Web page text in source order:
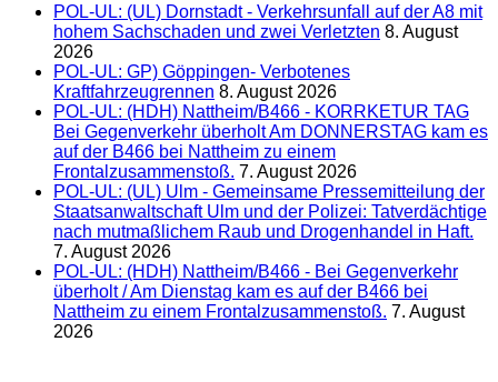
POL-UL: (UL) Dornstadt - Verkehrsunfall auf der A8 mit
hohem Sachschaden und zwei Verletzten 8. August
2026
POL-UL: GP) Göppingen- Verbotenes
Kraftfahrzeugrennen 8. August 2026
POL-UL: (HDH) Nattheim/B466 - KORRKETUR TAG
Bei Gegenverkehr überholt Am DONNERSTAG kam es
auf der B466 bei Nattheim zu einem
Frontalzusammenstoß. 7. August 2026
POL-UL: (UL) Ulm - Gemeinsame Pressemitteilung der
Staatsanwaltschaft Ulm und der Polizei: Tatverdächtige
nach mutmaßlichem Raub und Drogenhandel in Haft.
7. August 2026
POL-UL: (HDH) Nattheim/B466 - Bei Gegenverkehr
überholt / Am Dienstag kam es auf der B466 bei
Nattheim zu einem Frontalzusammenstoß. 7. August
2026